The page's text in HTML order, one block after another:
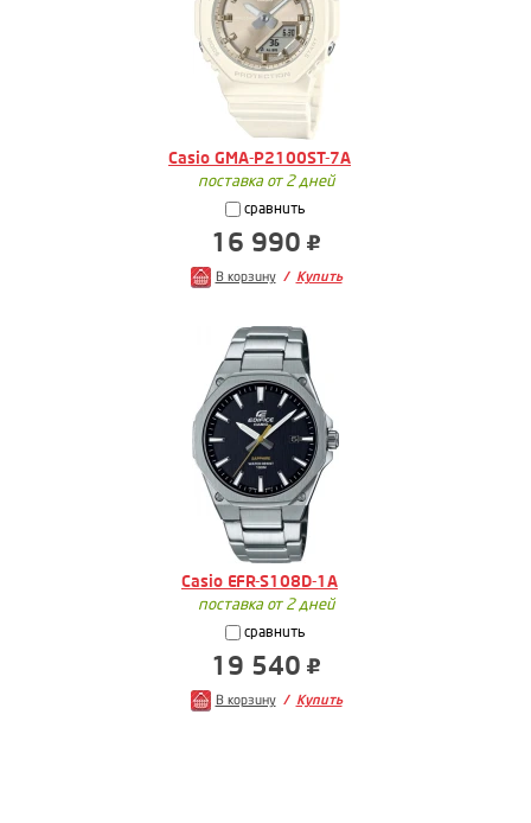
Casio GMA-P2100ST-7A
поставка от 2 дней
сравнить
16 990
В корзину Купить
Casio EFR-S108D-1A
поставка от 2 дней
сравнить
19 540
В корзину Купить